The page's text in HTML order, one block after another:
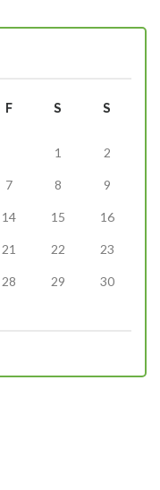
F S S
1 2
7 8 9
14 15 16
21 22 23
28 29 30